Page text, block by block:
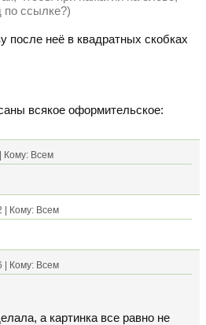
по ссылке?)
после неё в квадратных скобках
всякое оформительское:
Кому: Всем
| Кому: Всем
| Кому: Всем
а картинка все равно не